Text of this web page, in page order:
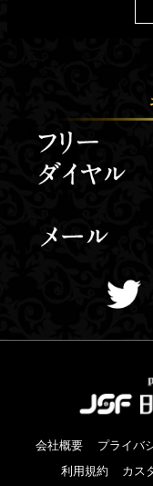
会社概要 プライバ
利用規約
カス